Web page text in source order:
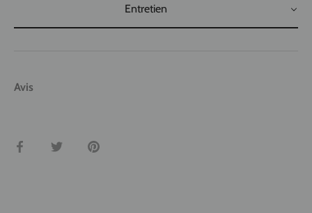
Entretien
Avis
Partager TweeterÉpingler